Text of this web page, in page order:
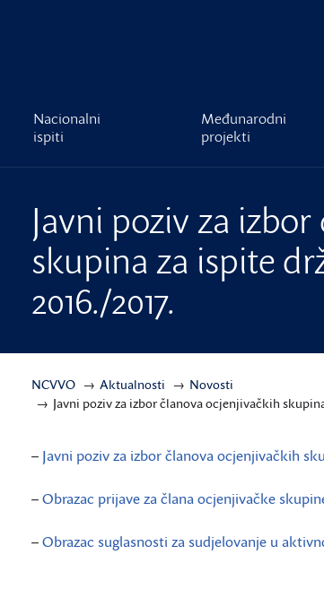
Nacionalni
ispiti
Međunarodni
projekti
Javni poziv za
skupina za ispite
2016./2017.
NCVVO Aktualnosti
Novosti
Javni poziv za izbor članova ocjenjivačkih
– Javni poziv za izbor članova ocjenjivačkih
–Obrazac prijave za člana ocjenjivačke
–Obrazac suglasnosti za sudjelovanje u